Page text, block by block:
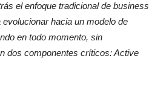
el enfoque tradicional de business
hacia un modelo de
en todo momento, sin
dos componentes críticos: Active